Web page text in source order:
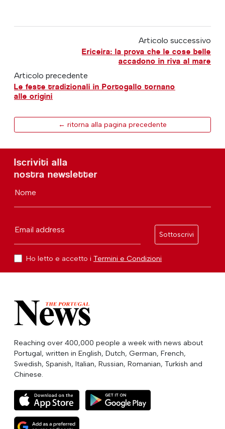
Articolo successivo
Ericeira: la prova che le cose belle
accadono in riva al mare
Articolo precedente
Le feste tradizionali in Portogallo tornano
alle origini
← ritorna alla pagina precedente
Iscriviti alla
nostra newsletter
Nome
Email address
Sottoscrivi
Ho letto e accetto i Termini e Condizioni
Reaching over 400,000 people a week with news about
Portugal, written in English, Dutch, German, French,
Swedish, Spanish, Italian, Russian, Romanian, Turkish and
Chinese.